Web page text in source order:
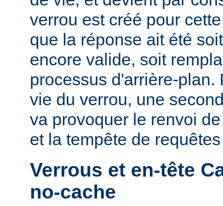
verrou est créé pour
que la réponse ait été
encore valide, soit
processus d'arrière-plan.
vie du verrou, une
va provoquer le renvoi
et la tempête de
Verrous et en-tête
no-cache